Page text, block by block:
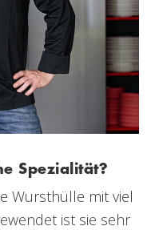
Spezialität?
Wursthülle mit viel
ist sie sehr